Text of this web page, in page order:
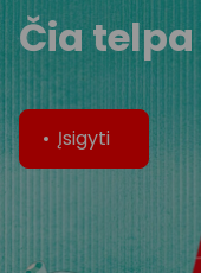
Čia
Įsigyti